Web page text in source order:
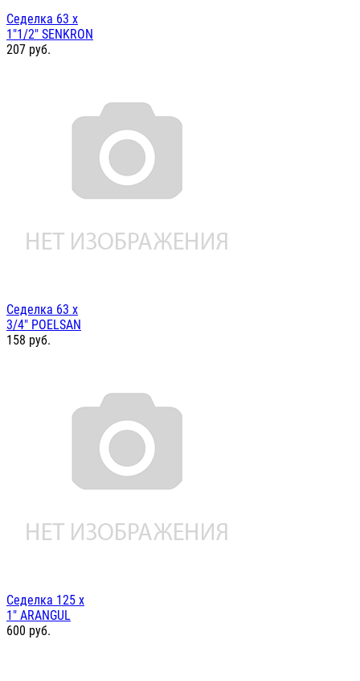
Седелка 63 х
1"1/2" SENKRON
207 руб.
Седелка 63 х
3/4" POELSAN
158 руб.
Седелка 125 х
1" ARANGUL
600 руб.